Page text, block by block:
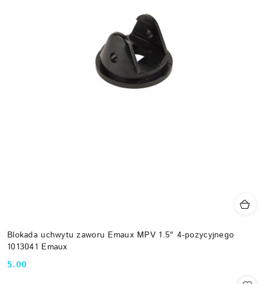
Blokada uchwytu zaworu Emaux MPV 1.5" 4-pozycyjnego
1013041 Emaux
Cena:
5.00